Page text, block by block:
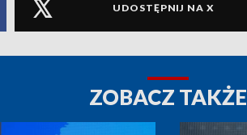
UDOSTĘPNIJ NA X
ZOBACZ TAKŻE